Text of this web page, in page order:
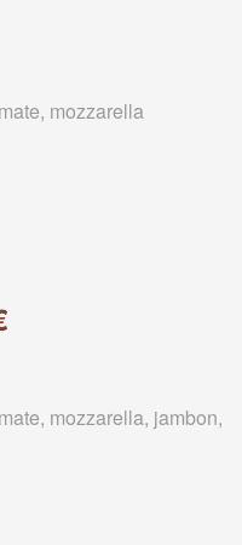
mozzarella
mozzarella, jambon,